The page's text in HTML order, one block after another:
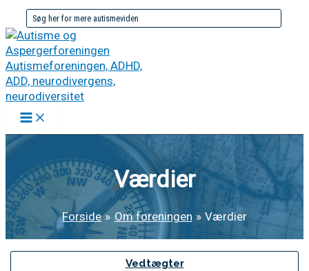
til
indholdet
Søg
efter:
Værdier
Forside Om foreningen Værdier
Vedtægter